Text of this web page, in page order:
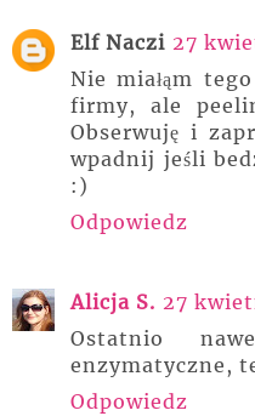
Elf Naczi 27
Nie miałąm
firmy, ale
Obserwuję i
wpadnij jeśli
:)
Odpowiedz
Alicja S. 27
Ostatnio
enzymatyczne,
Odpowiedz